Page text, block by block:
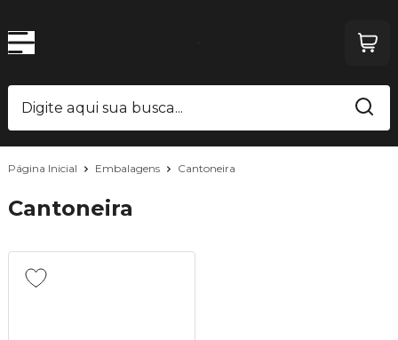
Página Inicial Embalagens Cantoneira
Cantoneira